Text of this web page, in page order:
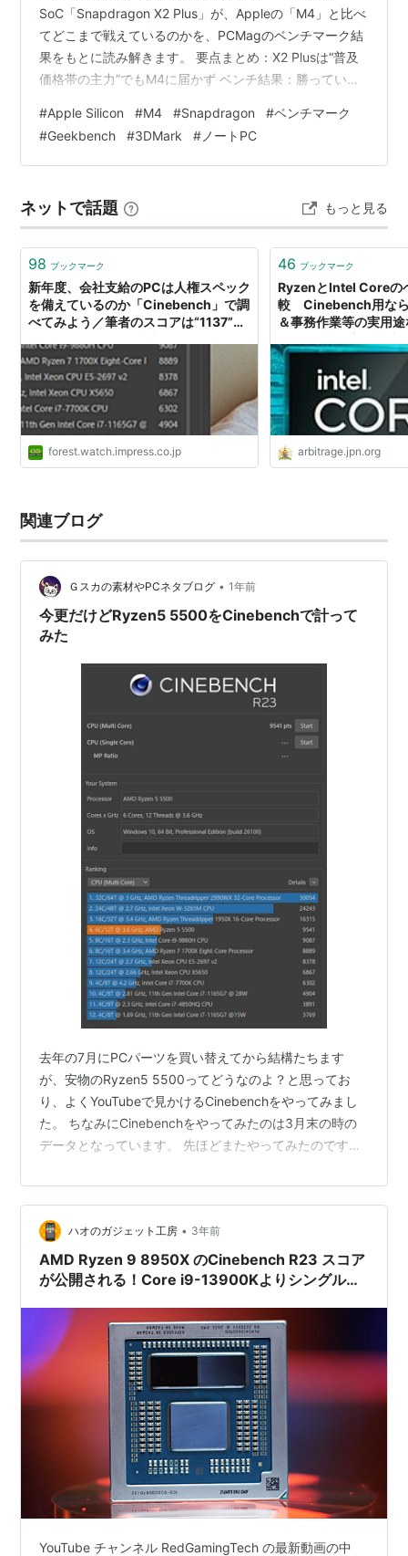
SoC「Snapdragon X2 Plus」が、Appleの「M4」と比べ
てどこまで戦えているのかを、PCMagのベンチマーク結
果をもとに読み解きます。 要点まとめ：X2 Plusは“普及
価格帯の主力”でもM4に届かず ベンチ結果：勝っている
て何？なぜ重要？ なぜシングルコアで差が出るのか 注目
したいポイント：競争は「勝敗」より“市場の圧”が本質
ひとこと：ベンチは「未来」じゃなく「今の地面」
実」が刺さっている まとめ：X2 Pl…
#Apple Silicon #M4 #Snapdragon #ベンチマーク
#Geekbench #3DMark # ノートPC
ネットで話題 もっと見る
98 ブックマーク
新年度、会社支給のPCは人権スペック
を備えているのか「Cinebench」で調
べてみよう／筆者のスコアは“1137”で
共有して！【やじうまの杜】
forest.watch.impress.co.jp
46 ブックマーク
RyzenとIntel Coreの
較 Cinebench用な
＆事務作業等の実用
Intelと、輸出禁止制
arbitrage.jpn.org
関連ブログ
Ｇスカの素材やPCネタブログ • 1年前
今更だけどRyzen5 5500をCinebenchで計って
みた
去年の7月にPCパーツを買い替えてから結構たちます
が、安物のRyzen5 5500ってどうなのよ？と思ってお
り、よくYouTubeで見かけるCinebenchをやってみまし
た。 ちなみにCinebenchをやってみたのは3月末の時の
データとなっています。 先ほどまたやってみたのですが
せます。 Ryzen5 5500が気になる方はこのまま続きをど
うぞ！
ハオのガジェット工房 • 3年前
AMD Ryzen 9 8950X のCinebench R23 スコア
が公開される！Core i9-13900Kよりシングル
YouTube チャンネル RedGamingTech の最新動画の中